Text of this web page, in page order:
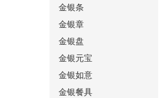
金银条
金银章
金银盘
金银元宝
金银如意
金银餐具